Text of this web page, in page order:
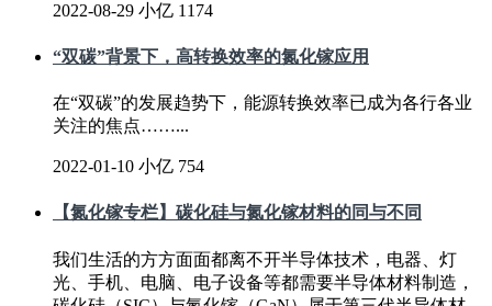
2022-08-29 小亿 1174
“双碳”背景下，高转换效率的氮化镓应用
在“双碳”的发展趋势下，能源转换效率已成为各行各业
关注的焦点……...
2022-01-10 小亿 754
【氮化镓专栏】碳化硅与氮化镓材料的同与不同
我们生活的方方面面都离不开半导体技术，电器、灯
光、手机、电脑、电子设备等都需要半导体材料制造，